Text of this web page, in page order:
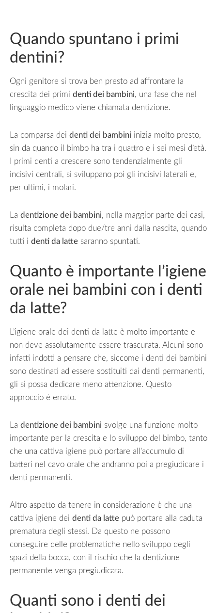
Quando spuntano i primi
dentini?
Ogni genitore si trova ben presto ad affrontare la
crescita dei primi denti dei bambini, una fase che nel
linguaggio medico viene chiamata dentizione.
La comparsa dei denti dei bambini inizia molto presto,
sin da quando il bimbo ha tra i quattro e i sei mesi d’età.
I primi denti a crescere sono tendenzialmente gli
incisivi centrali, si sviluppano poi gli incisivi laterali e,
per ultimi, i molari.
La dentizione dei bambini, nella maggior parte dei casi,
risulta completa dopo due/tre anni dalla nascita, quando
tutti i denti da latte saranno spuntati.
Quanto è importante l’igiene
orale nei bambini con i denti
da latte?
L’igiene orale dei denti da latte è molto importante e
non deve assolutamente essere trascurata. Alcuni sono
infatti indotti a pensare che, siccome i denti dei bambini
sono destinati ad essere sostituiti dai denti permanenti,
gli si possa dedicare meno attenzione. Questo
approccio è errato.
La dentizione dei bambini svolge una funzione molto
importante per la crescita e lo sviluppo del bimbo, tanto
che una cattiva igiene può portare all’accumulo di
batteri nel cavo orale che andranno poi a pregiudicare i
denti permanenti.
Altro aspetto da tenere in considerazione è che una
cattiva igiene dei denti da latte può portare alla caduta
prematura degli stessi. Da questo ne possono
conseguire delle problematiche nello sviluppo degli
spazi della bocca, con il rischio che la dentizione
permanente venga pregiudicata.
Quanti sono i denti dei